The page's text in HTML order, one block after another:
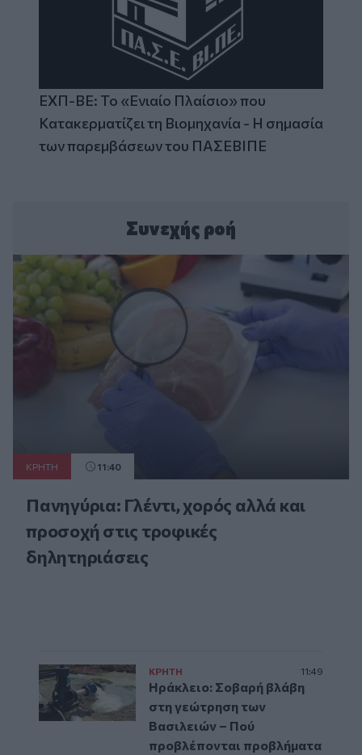
ΕΧΠ-ΒΕ: Το «Ενιαίο Πλαίσιο» που
Κατακερματίζει τη Βιομηχανία - Η σημασία
των παρεμβάσεων του ΠΑΣΕΒΙΠΕ
Συνεχής ροή
ΚΡΗΤΗ 11:40
Πανηγύρια: Γλέντι, χορός αλλά και
προσοχή στις τροφικές
δηλητηριάσεις
ΚΡΗΤΗ 11:49
Ηράκλειο: Σοβαρή βλάβη
στη γεώτρηση των
Βασιλειών – Πού
προβλέπονται προβλήματα